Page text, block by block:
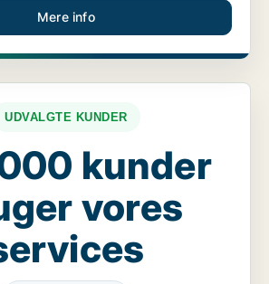
Mere info
UDVALGTE KUNDER
kunder
vores